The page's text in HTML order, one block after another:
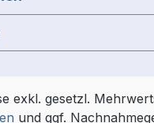
exkl. gesetzl.
und ggf.